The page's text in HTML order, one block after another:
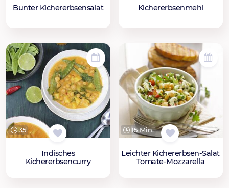
Bunter Kichererbsensalat Kichererbsenmehl
35
Indisches
Kichererbsencurry
15 Min.
Leichter Kichererbsen-Salat
Tomate-Mozzarella